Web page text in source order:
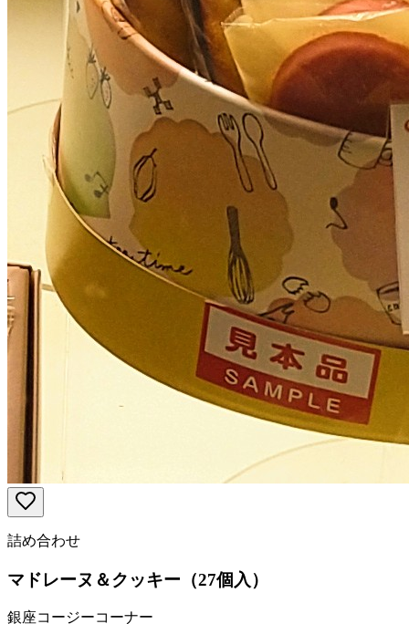
詰め合わせ
マドレーヌ＆クッキー（27個入）
銀座コージーコーナー